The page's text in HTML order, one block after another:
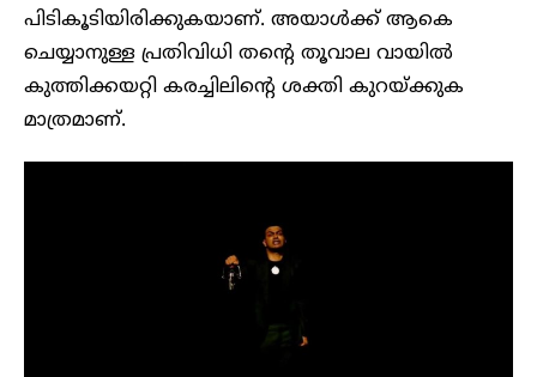
പിടികൂടിയിരിക്കുകയാണ്. അയാൾക്ക് ആകെ
ചെയ്യാനുള്ള പ്രതിവിധി തന്റെ തൂവാല വായിൽ
കുത്തിക്കയറ്റി കരച്ചിലിന്റെ ശക്തി കുറയ്ക്കുക
മാത്രമാണ്.